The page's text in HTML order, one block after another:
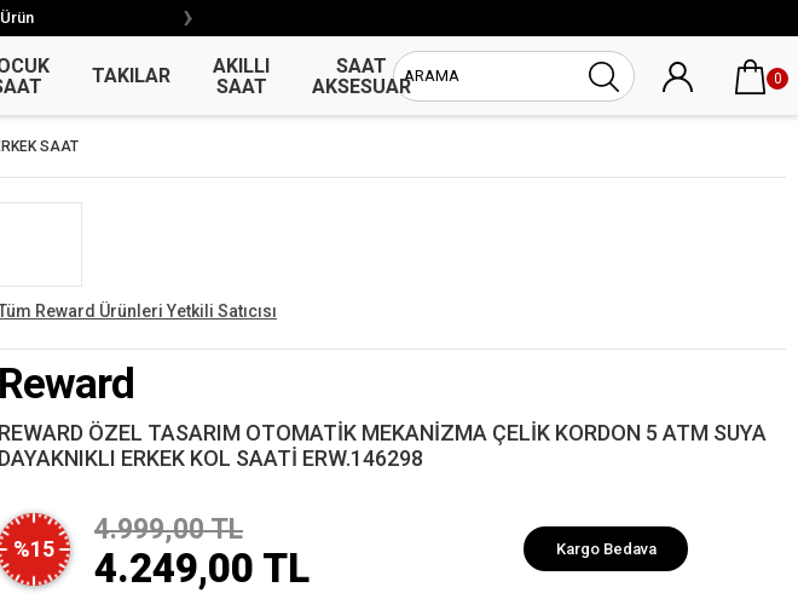
›
TAKILAR
AKILLI
SAAT
SAAT
AKSESUAR
UNİSEX
0
›
SAAT
Reward Ürünleri Yetkili Satıcısı
Reward
REWARD ÖZEL TASARIM OTOMATİK MEKANİZMA ÇELİK KORDON 5 ATM SUYA
DAYAKNIKLI ERKEK KOL SAATİ ERW.146298
%15
4.999,00 TL
4.249,00 TL Kargo Bedava